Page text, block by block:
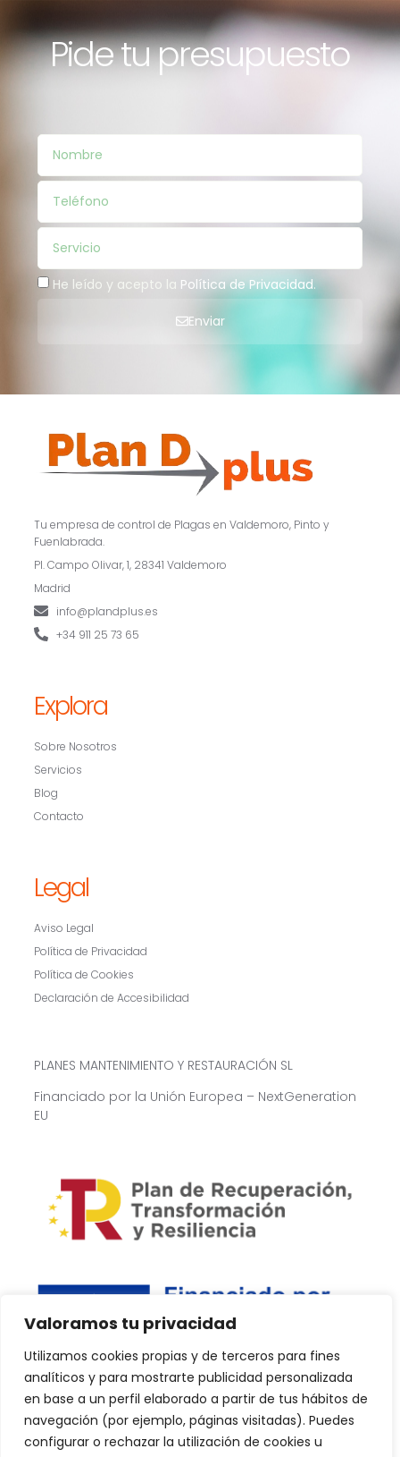
Valoramos tu privacidad
Utilizamos cookies propias y de terceros para fines
analíticos y para mostrarte publicidad personalizada
en base a un perfil elaborado a partir de tus hábitos de
navegación (por ejemplo, páginas visitadas). Puedes
configurar o rechazar la utilización de cookies u
Pide tu presupuesto
He leído y acepto la Política de Privacidad.
Enviar
Tu empresa de control de Plagas en Valdemoro, Pinto y
Fuenlabrada.
Pl. Campo Olivar, 1, 28341 Valdemoro
Madrid
info@plandplus.es
+34 911 25 73 65
Explora
Sobre Nosotros
Servicios
Blog
Contacto
Legal
Aviso Legal
Política de Privacidad
Política de Cookies
Declaración de Accesibilidad
PLANES MANTENIMIENTO Y RESTAURACIÓN SL
Financiado por la Unión Europea – NextGeneration
EU
Copyright © 2024 PlanDPlus. Todos los derechos reservados.